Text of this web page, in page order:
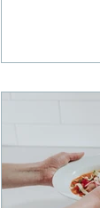
ולפתע קורס גג
החורף. קריסת
והם יוצאים
האם
לעקוב אחר